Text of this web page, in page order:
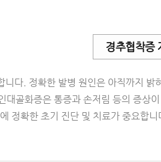
경추협착증
다. 정확한 발병 원인은 아직까지 밝
골화증은 통증과 손저림 등의 증상이
정확한 초기 진단 및 치료가 중요합니